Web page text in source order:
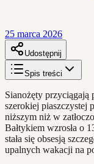
25 marca 2026
Udostępnij
Spis treści
Sianożęty przyciągają
szerokiej piaszczystej
niższym niż w
Bałtykiem wzrosła o
stała się obsesją
upalnych wakacji na